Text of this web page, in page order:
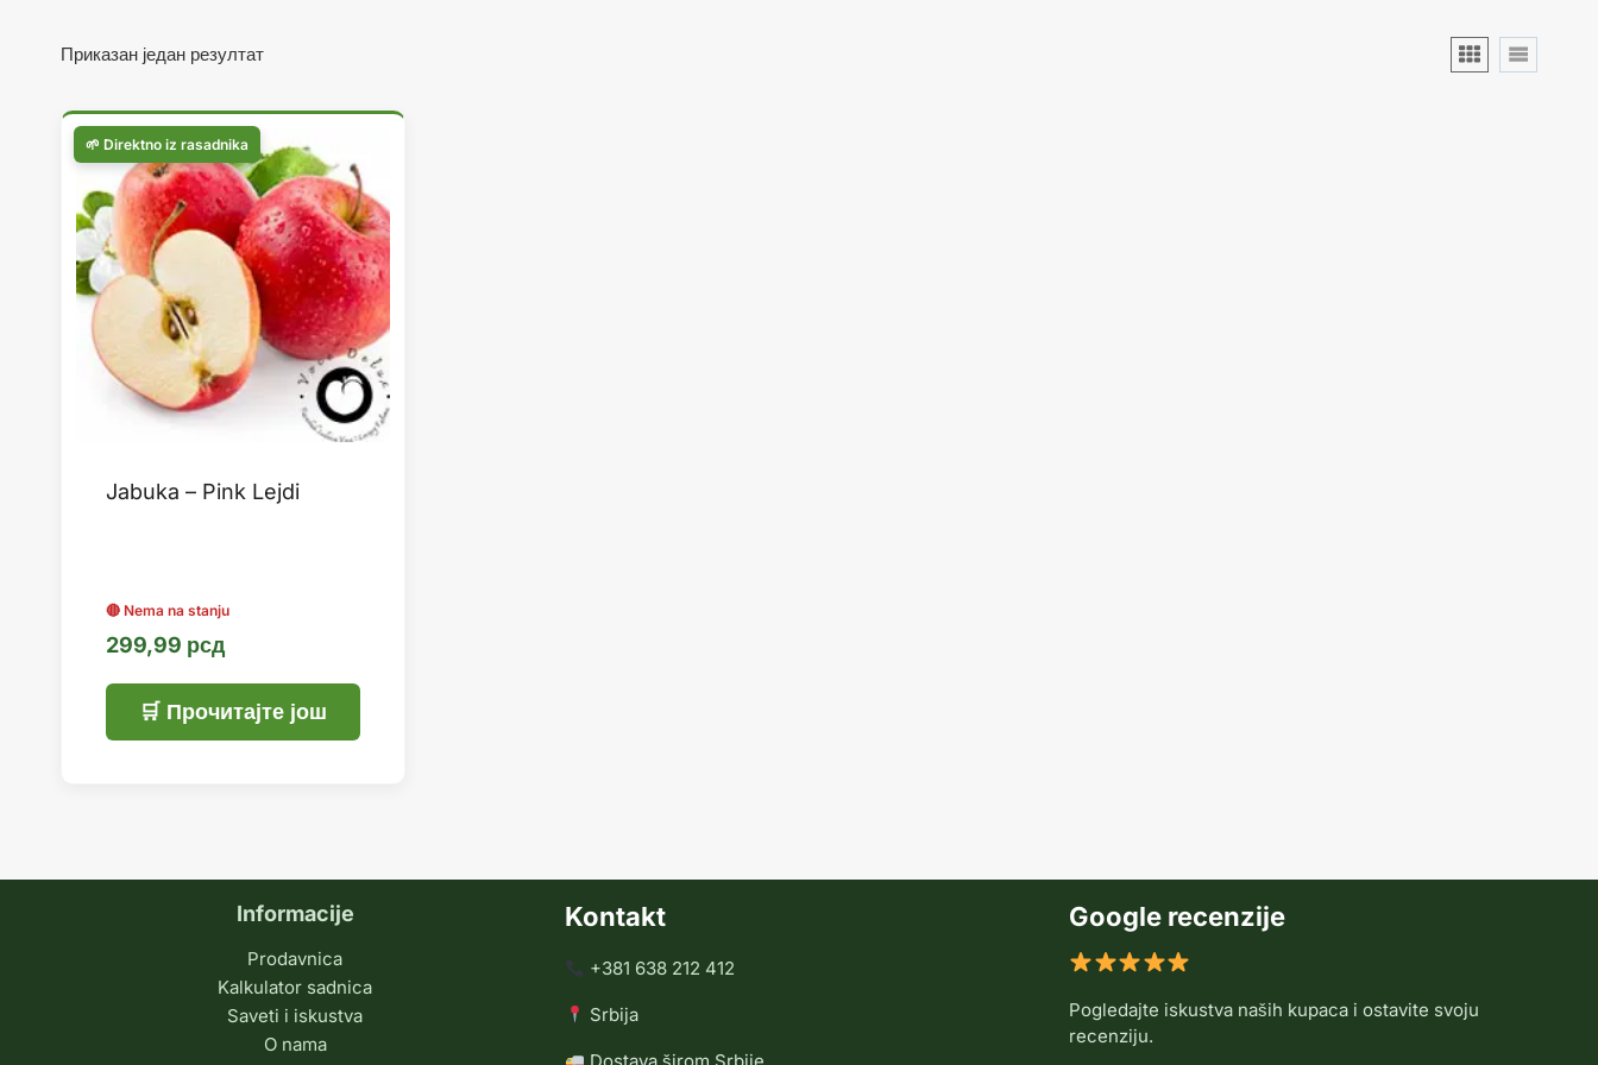
Приказан један резултат
Jabuka – Pink Lejdi
299,99 рсд
Прочитајте још
Informacije
Prodavnica
Kalkulator sadnica
Saveti i iskustva
O nama
Kontakt
+381 638 212 412
Srbija
Google recenzije
Pogledajte iskustva naših kupaca i ostavite svoju
recenziju.